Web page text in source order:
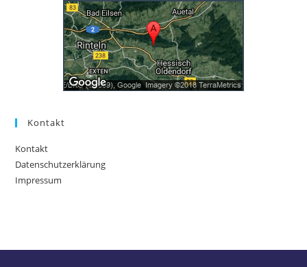
Kontakt
Kontakt
Datenschutzerklärung
Impressum